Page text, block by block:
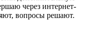
через интернет-
вопросы решают.